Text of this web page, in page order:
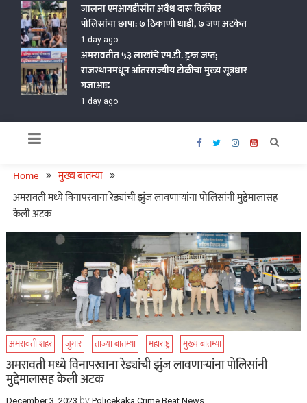
जालना एमआयडीसीत अवैध दारू विक्रीवर
पोलिसांचा छापा: ७ ठिकाणी धाडी, ७ जण अटकेत
1 day ago
अमरावतीत ५३ लाखांचे एम.डी. ड्रग्ज जप्त;
राजस्थानमधून आंतरराज्यीय टोळीचा मुख्य सूत्रधार
गजाआड
1 day ago
Home
मुख्य बातम्या
अमरावती मध्ये विनापरवाना रेड्यांची झुंज लावणाऱ्यांना पोलिसांनी मुद्देमालासह
केली अटक
अमरावती शहर जुगार ताज्या बातम्या महाराष्ट्र मुख्य बातम्या
अमरावती मध्ये विनापरवाना रेड्यांची झुंज लावणाऱ्यांना पोलिसांनी
मुद्देमालासह केली अटक
December 3, 2023 by Policekaka Crime Beat News